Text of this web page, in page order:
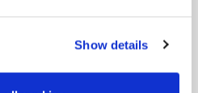
Show details
aborder brièvement la
artificielle. Dans son